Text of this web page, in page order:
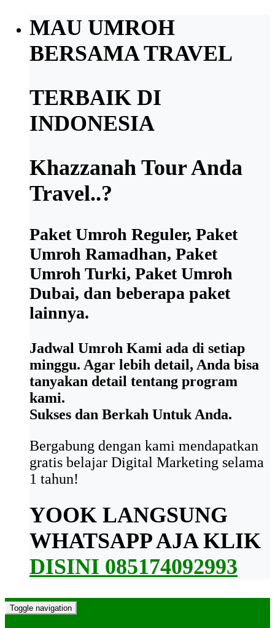
MAU UMROH
BERSAMA TRAVEL
TERBAIK DI
INDONESIA
Khazzanah Tour Anda
Travel..?
Paket Umroh Reguler, Paket
Umroh Ramadhan, Paket
Umroh Turki, Paket Umroh
Dubai, dan beberapa paket
lainnya.
Jadwal Umroh Kami ada di setiap
minggu. Agar lebih detail, Anda bisa
tanyakan detail tentang program
kami.
Sukses dan Berkah Untuk Anda.
Bergabung dengan kami mendapatkan
gratis belajar Digital Marketing selama
1 tahun!
YOOK LANGSUNG
WHATSAPP AJAKLIK
DISINI 085174092993
Toggle navigation